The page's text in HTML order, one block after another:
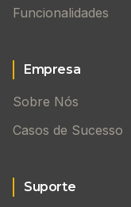
Funcionalidades
Empresa
Sobre Nós
Casos de Sucesso
Suporte